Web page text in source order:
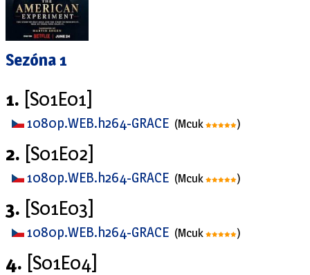
Sezóna 1
1. [S01E01]
1080p.WEB.h264-GRACE (Mcuk )
2. [S01E02]
1080p.WEB.h264-GRACE (Mcuk )
3. [S01E03]
1080p.WEB.h264-GRACE (Mcuk )
4. [S01E04]